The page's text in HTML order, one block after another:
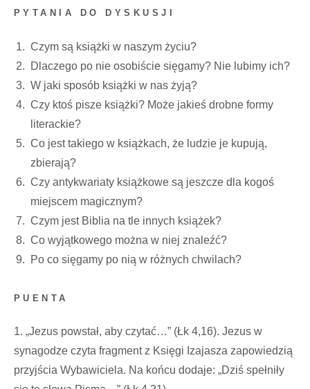
PYTANIA DO DYSKUSJI
Czym są książki w naszym życiu?
Dlaczego po nie osobiście sięgamy? Nie lubimy ich?
W jaki sposób książki w nas żyją?
Czy ktoś pisze książki? Może jakieś drobne formy
literackie?
Co jest takiego w książkach, że ludzie je kupują,
zbierają?
Czy antykwariaty książkowe są jeszcze dla kogoś
miejscem magicznym?
Czym jest Biblia na tle innych książek?
Co wyjątkowego można w niej znaleźć?
Po co sięgamy po nią w różnych chwilach?
PUENTA
1. „Jezus powstał, aby czytać…” (Łk 4,16). Jezus w
synagodze czyta fragment z Księgi Izajasza zapowiedzią
przyjścia Wybawiciela. Na końcu dodaje: „Dziś spełniły